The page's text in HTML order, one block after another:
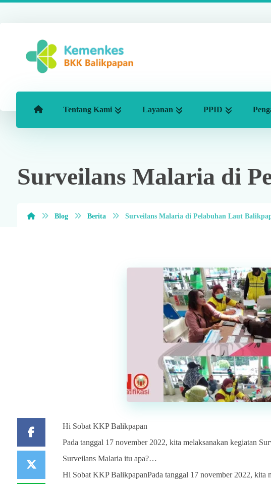
Tentang Kami Layanan PPID
Surveilans Malaria di
Blog Berita Surveilans Malaria di Pelabuhan Laut
Hi Sobat KKP Balikpapan
Pada tanggal 17 november 2022, kita melaksanakan kegiatan
Surveilans Malaria itu apa?…
Hi Sobat KKP BalikpapanPada tanggal 17 november 2022, kita